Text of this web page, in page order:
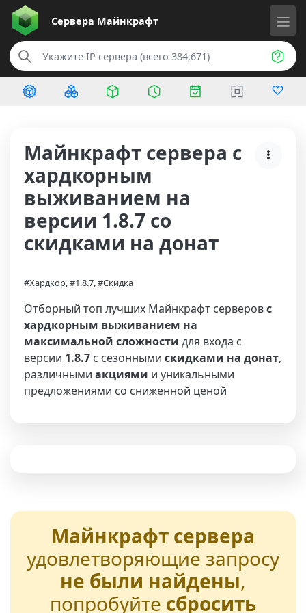
Сервера Майнкрафт
Майнкрафт сервера с
хардкорным
выживанием на
версии 1.8.7 со
скидками на донат
#Хардкор, #1.8.7, #Скидка
Отборный топ лучших Майнкрафт серверовс
хардкорным выживанием на
максимальной сложности для входа с
версии 1.8.7 с сезонными скидками на донат,
различными акциями и уникальными
предложениями со сниженной ценой
Майнкрафт сервера
удовлетворяющие запросу
не были найдены,
попробуйте сбросить